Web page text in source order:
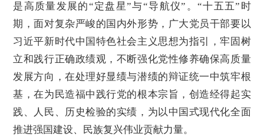
是高质量发展的“定盘星”与“导航仪”。“十五五”时
期，面对复杂严峻的国内外形势，广大党员干部要以
习近平新时代中国特色社会主义思想为指引，牢固树
立和践行正确政绩观，不断强化党性修养确保高质量
发展方向，在处理好显绩与潜绩的辩证统一中筑牢根
基，在为民造福中践行党的根本宗旨，创造经得起实
践、人民、历史检验的实绩，为以中国式现代化全面
推进强国建设、民族复兴伟业贡献力量。